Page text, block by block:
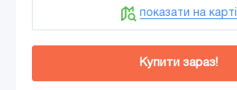
показати на карті
Купити зараз!